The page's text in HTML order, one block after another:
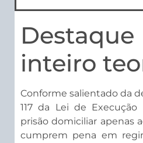
inteiro
Conforme salientado da
117 da Lei de Execução
prisão domiciliar apenas
cumprem pena em